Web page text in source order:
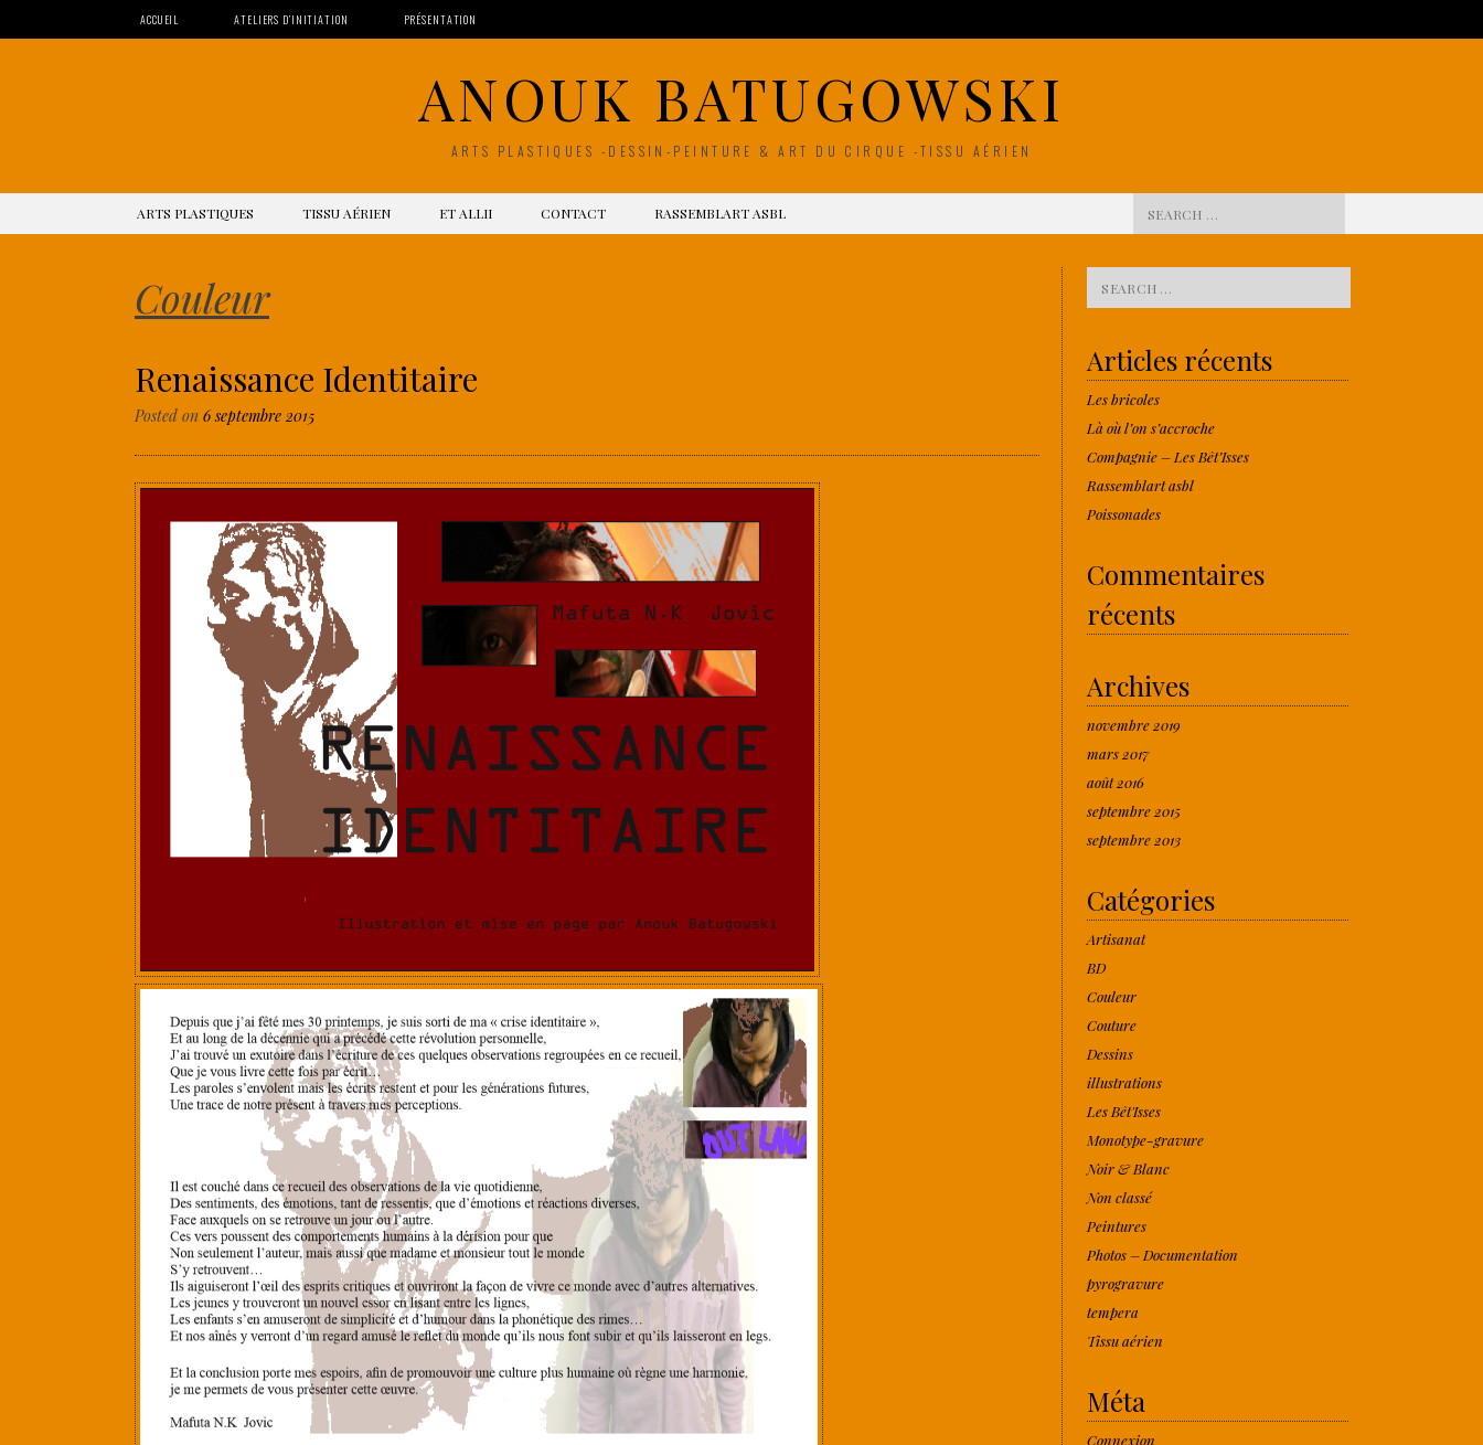
ACCUEIL ATELIERS D’INITIATION PRÉSENTATION
ANOUK BATUGOWSKI
ARTS PLASTIQUES -DESSIN-PEINTURE & ART DU CIRQUE -TISSU AÉRIEN
SKIP TO CONTENT
ARTS PLASTIQUES TISSU AÉRIEN ET ALLII CONTACT RASSEMBLART ASBL Search for:
Couleur
Renaissance Identitaire
Posted on 6 septembre 2015
Search for:
Articles récents
Les bricoles
Là où l’on s’accroche
Compagnie – Les Bêt’Isses
Rassemblart asbl
Poissonades
Commentaires
récents
Archives
novembre 2019
mars 2017
août 2016
septembre 2015
septembre 2013
Catégories
Artisanat
BD
Couleur
Couture
Dessins
illustrations
Les Bêt'Isses
Monotype-gravure
Noir & Blanc
Non classé
Peintures
Photos – Documentation
pyrogravure
tempera
Tissu aérien
Méta
Connexion